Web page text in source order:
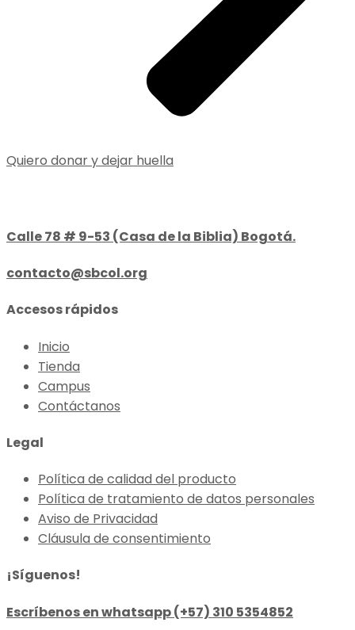
Quiero donar y dejar huella
Calle 78 # 9-53 (Casa de la Biblia) Bogotá.
contacto@sbcol.org
Accesos rápidos
Inicio
Tienda
Campus
Contáctanos
Legal
Política de calidad del producto
Política de tratamiento de datos personales
Aviso de Privacidad
Cláusula de consentimiento
¡Síguenos!
Escríbenos en whatsapp (+57) 310 5354852